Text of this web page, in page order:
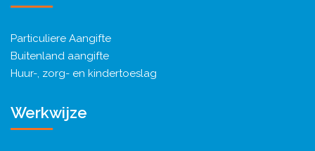
Particuliere Aangifte
Buitenland aangifte
Huur-, zorg- en kindertoeslag
Werkwijze